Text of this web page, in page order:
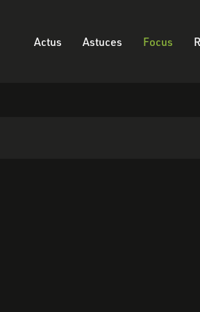
Actus Astuces Focus